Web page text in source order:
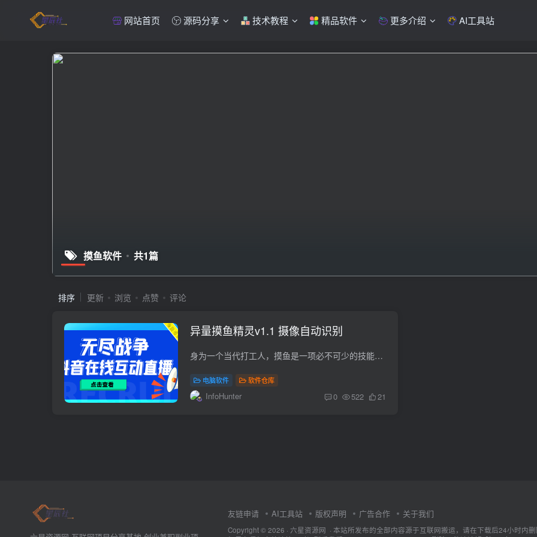
网站首页 源码分享 技术教程 精品软件 更多介绍 AI工具站
摸鱼软件 共1篇
排序 更新 浏览 点赞 评论
异量摸鱼精灵v1.1 摄像自动识别
身为一个当代打工人，摸鱼是一项必不可少的技能， 在完成本职工作的前提下，适当的摸鱼能够大大缓解工作上的压力。 […]
电脑软件 软件仓库
InfoHunter 0 522 21
友链申请 AI工具站 版权声明 广告合作 关于我们
Copyright © 2026 · 六星资源网 · 本站所发布的全部内容源于互联网搬运，请在下载后24小时内